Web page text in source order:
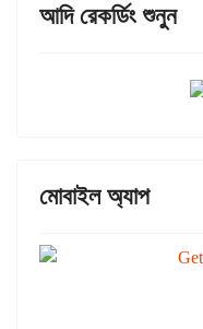
আদি রেকর্ডিং শুনুন
মোবাইল অ্যাপ